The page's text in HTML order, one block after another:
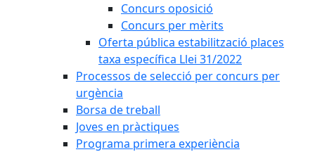
Concurs oposició
Concurs per mèrits
Oferta pública estabilització places
taxa específica Llei 31/2022
Processos de selecció per concurs per
urgència
Borsa de treball
Joves en pràctiques
Programa primera experiència